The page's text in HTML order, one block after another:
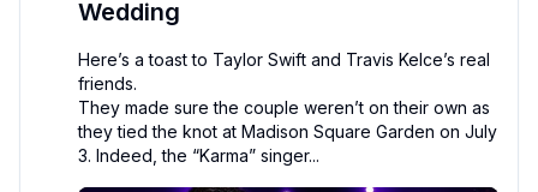
Wedding
Here’s a toast to Taylor Swift and Travis Kelce’s real
friends.
They made sure the couple weren’t on their own as
they tied the knot at Madison Square Garden on July
3. Indeed, the “Karma” singer...